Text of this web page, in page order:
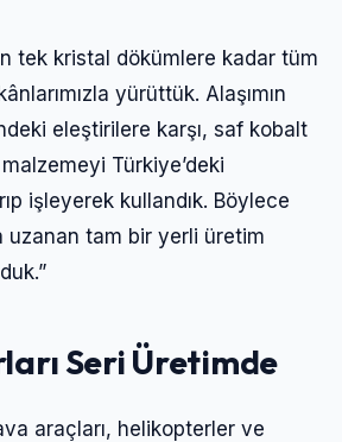
tek kristal dökümlere kadar tüm
yürüttük. Alaşımın
eleştirilere karşı, saf kobalt
Türkiye’deki
işleyerek kullandık. Böylece
uzanan tam bir yerli üretim
Seri Üretimde
araçları, helikopterler ve